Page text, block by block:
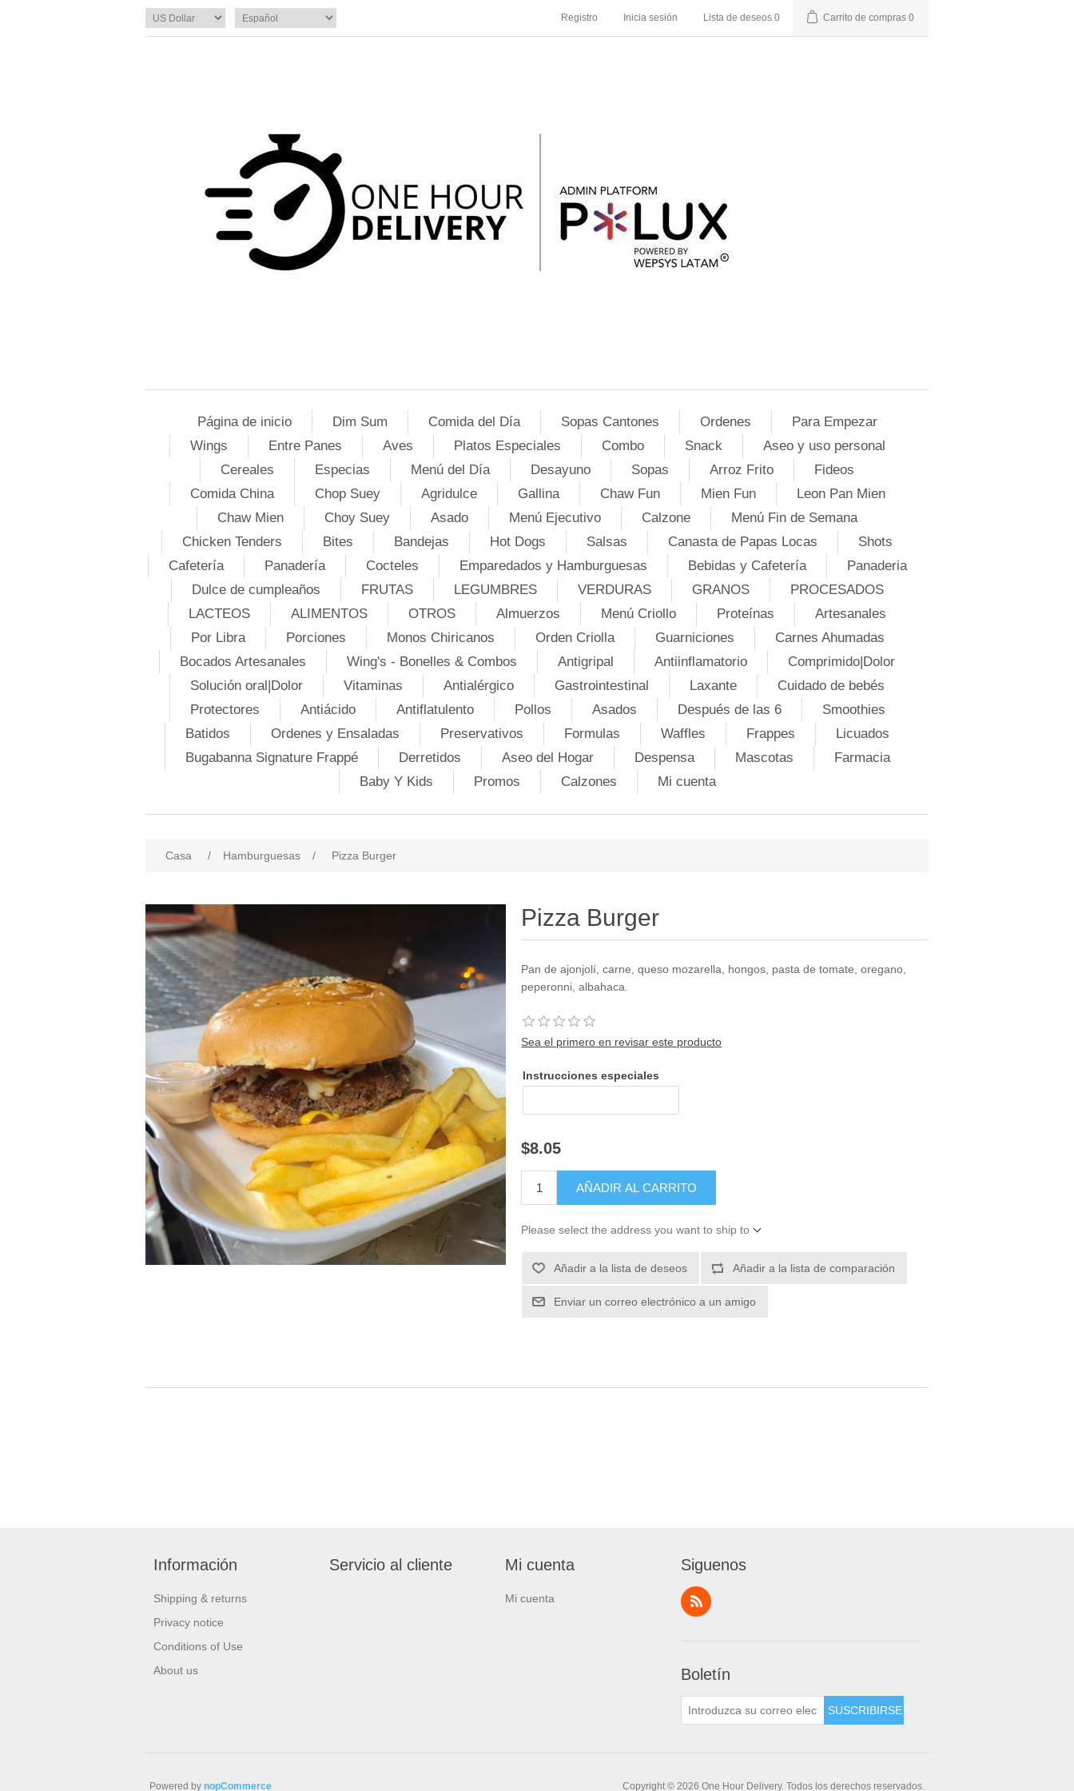
Registro Inicia sesión Lista de deseos 0 Carrito de compras 0
Página de inicio Dim Sum Comida del Día Sopas Cantones Ordenes
Para Empezar
Wings
Entre Panes Aves Platos Especiales Combo Snack
Aseo y uso personal
Cereales
Especias Menú del Día Desayuno Sopas Arroz Frito
Fideos
Comida China
Chop Suey Agridulce Gallina Chaw Fun Mien Fun
Leon Pan Mien
Chaw Mien
Choy Suey Asado Menú Ejecutivo Calzone
Menú Fin de Semana
Chicken Tenders
Bites Bandejas Hot Dogs Salsas Canasta de Papas Locas
Shots
Cafetería
Panadería Cocteles Emparedados y Hamburguesas Bebidas y Cafetería
Panaderia
Dulce de cumpleaños
FRUTAS LEGUMBRES VERDURAS GRANOS
PROCESADOS
LACTEOS
ALIMENTOS OTROS Almuerzos Menú Criollo Proteínas
Artesanales
Por Libra
Porciones Monos Chiricanos Orden Criolla Guarniciones
Carnes Ahumadas
Bocados Artesanales
Wing's - Bonelles & Combos Antigripal Antiinflamatorio
Comprimido|Dolor
Solución oral|Dolor
Vitaminas Antialérgico Gastrointestinal Laxante
Cuidado de bebés
Protectores
Antiácido Antiflatulento Pollos Asados Después de las 6
Smoothies
Batidos
Ordenes y Ensaladas Preservativos Formulas Waffles Frappes
Licuados
Bugabanna Signature Frappé
Derretidos Aseo del Hogar Despensa Mascotas
Farmacia
Baby Y Kids
Promos Calzones Mi cuenta
Casa / Hamburguesas / Pizza Burger
Pizza Burger
Pan de ajonjolí, carne, queso mozarella, hongos, pasta de tomate, oregano,
peperonni, albahaca.
Sea el primero en revisar este producto
Instrucciones especiales
$8.05
Please select the address you want to ship to
Información
Shipping & returns
Privacy notice
Conditions of Use
About us
Servicio al cliente Mi cuenta
Mi cuenta
Siguenos
Boletín
Copyright © 2026 One Hour Delivery. Todos los derechos reservados.
Powered by nopCommerce